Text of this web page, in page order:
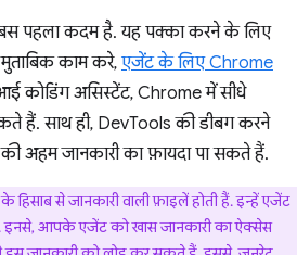
बस पहला कदम है. यह पक्का करने के लिए
काम करे, एजेंट के लिए Chrome
कोडिंग असिस्टेंट, Chrome में सीधे
हैं. साथ ही, DevTools की डीबग करने
अहम जानकारी का फ़ायदा पा सकते हैं.
हिसाब से जानकारी वाली फ़ाइलें होती हैं. इन्हें एजेंट
इनसे, आपके एजेंट को खास जानकारी का ऐक्सेस